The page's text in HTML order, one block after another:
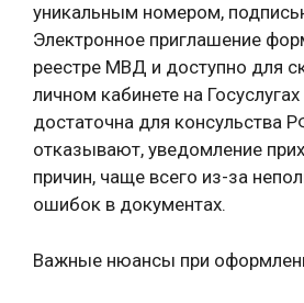
уникальным номером,
Электронное приглашение
реестре МВД и доступно для
личном кабинете на
достаточна для консульства
отказывают, уведомление
причин, чаще всего из-за
ошибок в документах.
Важные нюансы при